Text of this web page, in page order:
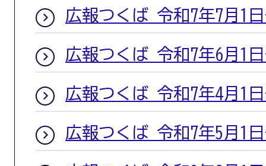
広報つくば 令和7年7月1
広報つくば 令和7年6月1
広報つくば 令和7年4月1
広報つくば 令和7年5月1